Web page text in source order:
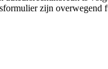
zijn overwegend